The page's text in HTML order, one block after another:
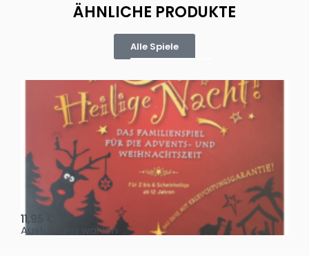
ÄHNLICHE PRODUKTE
Alle Spiele
Oh, heilige Nacht!
11,95
Ausführung wählen